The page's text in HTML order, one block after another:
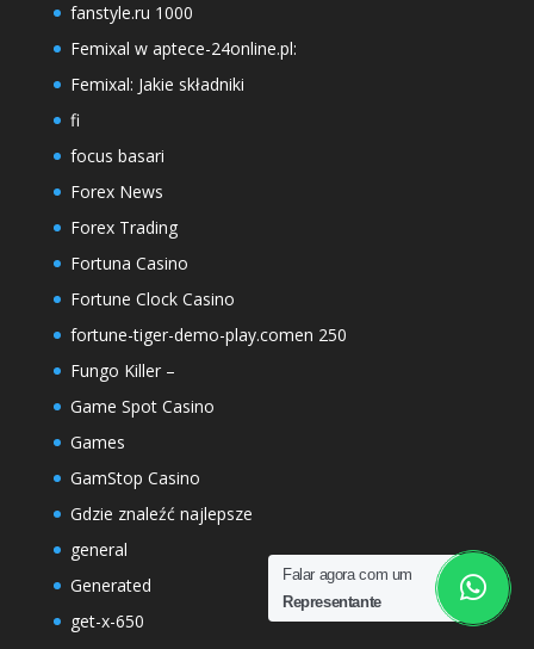
Falar agora com um
Representante
fanstyle.ru 1000
Femixal w aptece-24online.pl:
Femixal: Jakie składniki
fi
focus basari
Forex News
Forex Trading
Fortuna Casino
Fortune Clock Casino
fortune-tiger-demo-play.comen 250
Fungo Killer –
Game Spot Casino
Games
GamStop Casino
Gdzie znaleźć najlepsze
general
Generated
get-x-650